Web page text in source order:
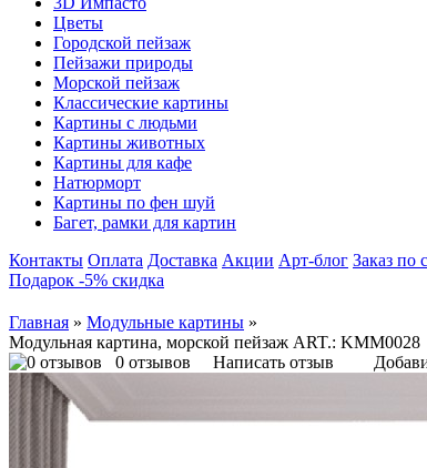
Цветы
Городской пейзаж
Пейзажи природы
Морской пейзаж
Классические картины
Картины с людьми
Картины животных
Картины для кафе
Натюрморт
Картины по фен шуй
Багет, рамки для картин
Контакты Оплата Доставка Акции Арт-блог Заказ по
Подарок -5% скидка
Главная » Модульные картины »
Модульная картина, морской пейзаж ART.: KMM0028
0 отзывов
Написать отзыв